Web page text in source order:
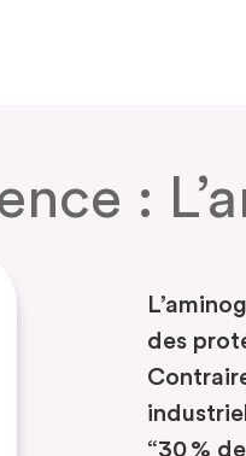
:
des
“30 %